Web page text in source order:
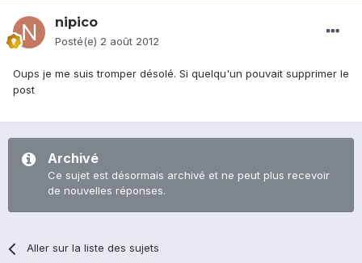
nipico
Posté(e) 2 août 2012
Oups je me suis tromper désolé. Si quelqu'un pouvait supprimer le
post
Archivé
Ce sujet est désormais archivé et ne peut plus recevoir
de nouvelles réponses.
Aller sur la liste des sujets